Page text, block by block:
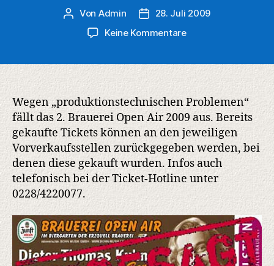
Beitragsautor
Von Admin Veröffentlichungsdatum
28. Juli 2009
Keine Kommentarezu
2009
mit
Dieter
Thomas
Kuhn
fällt
aus
Tickets
können
zurückgegeben
werden
Wegen „produktionstechnischen Problemen“
fällt das 2. Brauerei Open Air 2009 aus. Bereits
gekaufte Tickets können an den jeweiligen
Vorverkaufsstellen zurückgegeben werden, bei
denen diese gekauft wurden. Infos auch
telefonisch bei der Ticket-Hotline unter
0228/4220077.